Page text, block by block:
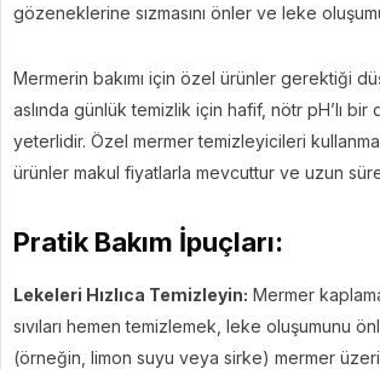
gözeneklerine sızmasını önler ve leke
Mermerin bakımı için özel ürünler gerektiği
aslında günlük temizlik için hafif, nötr pH’lı bir
yeterlidir. Özel mermer temizleyicileri
ürünler makul fiyatlarla mevcuttur ve uzun
Pratik Bakım İpuçları:
Lekeleri Hızlıca Temizleyin: Mermer
sıvıları hemen temizlemek, leke oluşumunu
(örneğin, limon suyu veya sirke) mermer